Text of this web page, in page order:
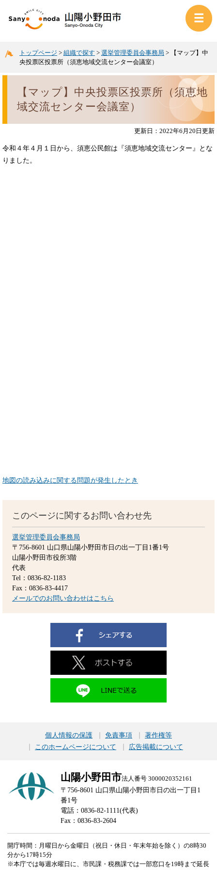
トップページ > 組織で探す > 選挙管理委員会事務局 >
【マップ】中
央投票区投票所（須恵地域交流センター会議室）
【マップ】中央投票区投票所（須恵地
域交流センター会議室）
更新日：2022年6月20日更新
令和４年４月１日から、須恵公民館は『須恵地域交流センター』とな
りました。
地図の読み込みに関する問題が発生したとき
このページに関するお問い合わせ先
選挙管理委員会事務局
〒756-8601 山口県山陽小野田市日の出一丁目1番1号
山陽小野田市役所3階
代表
Tel：0836-82-1183
Fax：0836-83-4417
メールでのお問い合わせはこちら
個人情報の保護 免責事項
著作権等
このホームページについて
広告掲載について
山陽小野田市法人番号 3000020352161
〒756-8601 山口県山陽小野田市日の出一丁目1
番1号
電話：0836-82-1111(代表)
Fax：0836-83-2604
開庁時間：月曜日から金曜日（祝日・休日・年末年始を除く）の8時30
分から17時15分
※本庁では毎週水曜日に、市民課・税務課では一部窓口を19時まで延長